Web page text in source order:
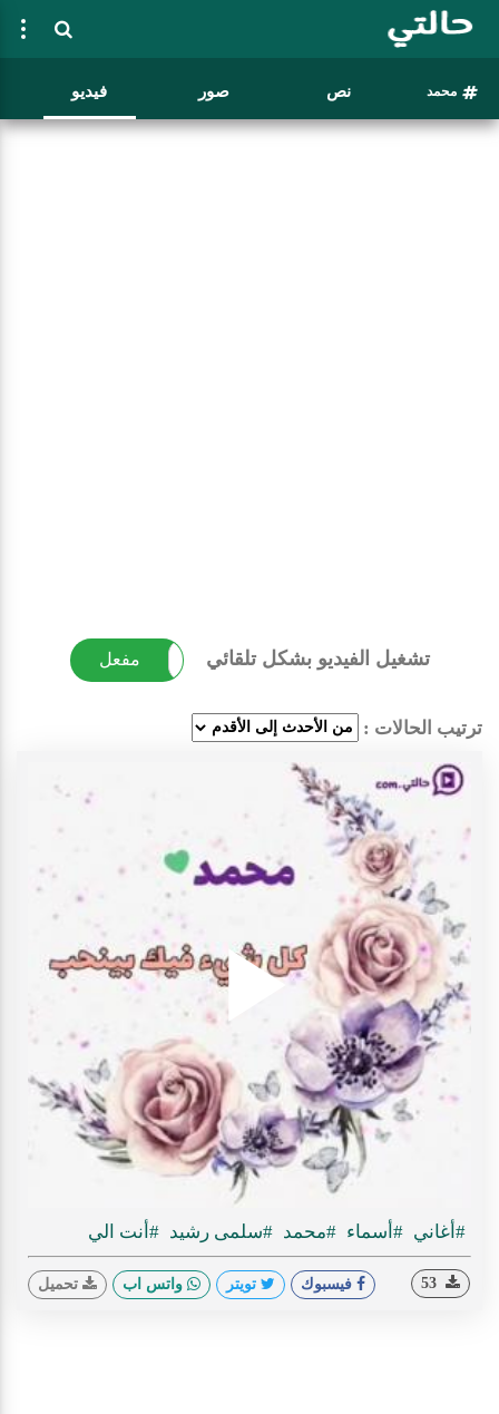
محمد نص صور فيديو
تشغيل الفيديو بشكل تلقائي مفعل غير مفعل
ترتيب الحالات :
Play
#أغاني #أسماء #محمد #سلمى رشيد #أنت الي
فيسبوك تويتر واتس اب تحميل